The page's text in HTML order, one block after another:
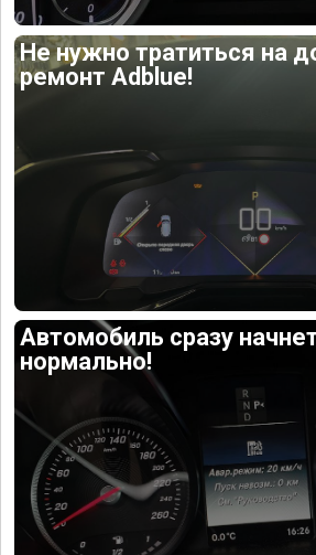
Не нужно тратиться на
ремонт Adblue!
Автомобиль сразу
нормально!